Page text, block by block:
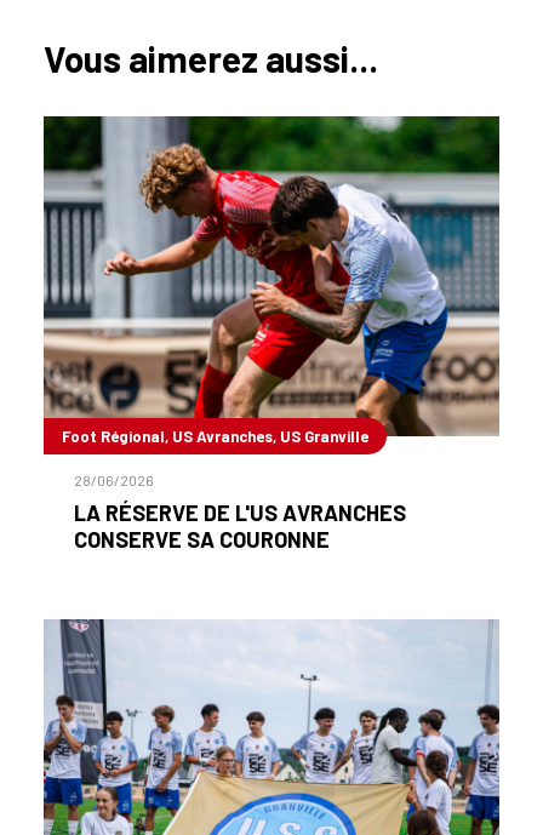
Vous aimerez aussi...
Foot Régional, US Avranches, US Granville
28/06/2026
LA RÉSERVE DE L'US AVRANCHES
CONSERVE SA COURONNE